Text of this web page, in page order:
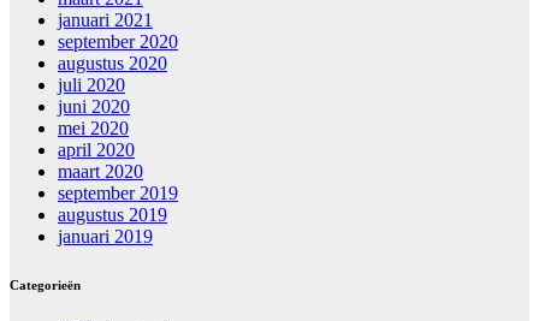
januari 2021
september 2020
augustus 2020
juli 2020
juni 2020
mei 2020
april 2020
maart 2020
september 2019
augustus 2019
januari 2019
Categorieën